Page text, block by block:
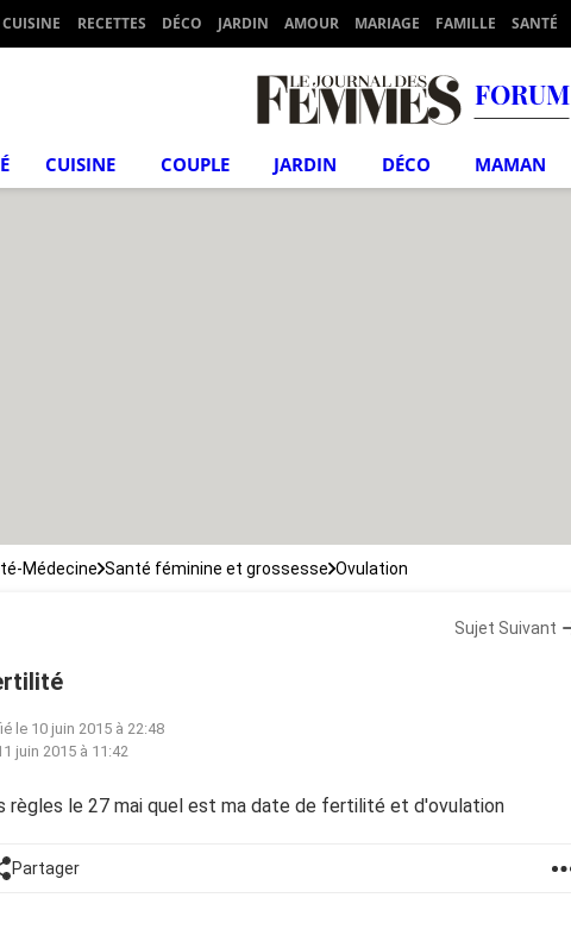
CUISINE RECETTES DÉCO JARDIN AMOUR MARIAGE FAMILLE SANTÉ
FORUM
CUISINE COUPLE JARDIN DÉCO MAMAN
Médecine Santé féminine et grossesse Ovulation
Sujet Suivant
le 10 juin 2015 à 22:48
juin 2015 à 11:42
règles le 27 mai quel est ma date de fertilité et d'ovulation
Partager